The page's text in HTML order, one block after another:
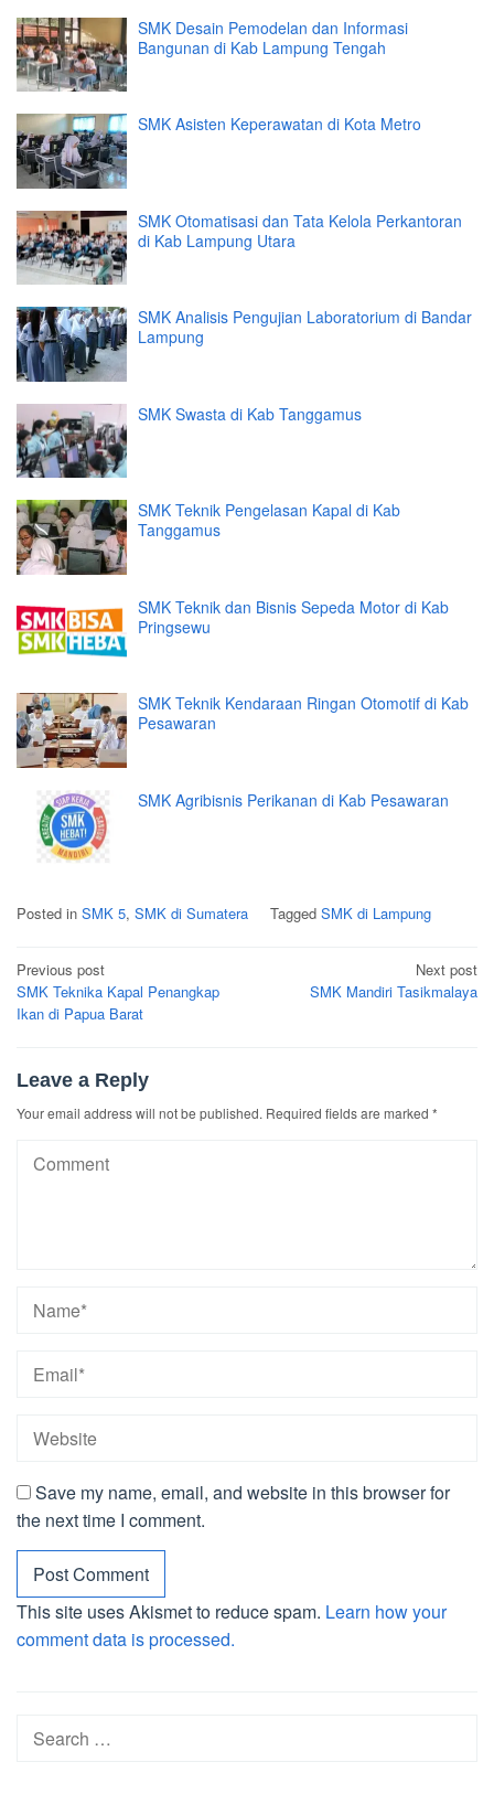
SMK Desain Pemodelan dan Informasi
Bangunan di Kab Lampung Tengah
SMK Asisten Keperawatan di Kota Metro
SMK Otomatisasi dan Tata Kelola Perkantoran
di Kab Lampung Utara
SMK Analisis Pengujian Laboratorium di Bandar
Lampung
SMK Swasta di Kab Tanggamus
SMK Teknik Pengelasan Kapal di Kab
Tanggamus
SMK Teknik dan Bisnis Sepeda Motor di Kab
Pringsewu
SMK Teknik Kendaraan Ringan Otomotif di Kab
Pesawaran
SMK Agribisnis Perikanan di Kab Pesawaran
Posted in SMK 5, SMK di Sumatera Tagged SMK di Lampung
Post
navigation
Previous post
SMK Teknika Kapal Penangkap
Ikan di Papua Barat
Next post
SMK Mandiri Tasikmalaya
Leave a Reply
Your email address will not be published. Required fields are marked *
Save my name, email, and website in this browser for
the next time I comment.
This site uses Akismet to reduce spam. Learn how your
comment data is processed.
Search